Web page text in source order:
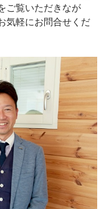
ご覧いただきなが
気軽にお問合せくだ